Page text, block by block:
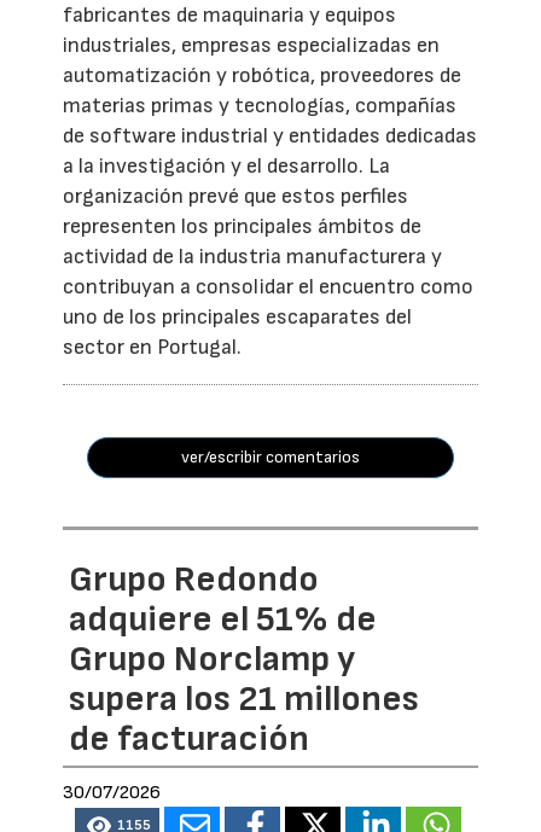
fabricantes de maquinaria y equipos
industriales, empresas especializadas en
automatización y robótica, proveedores de
materias primas y tecnologías, compañías
de software industrial y entidades dedicadas
a la investigación y el desarrollo. La
organización prevé que estos perfiles
representen los principales ámbitos de
actividad de la industria manufacturera y
contribuyan a consolidar el encuentro como
uno de los principales escaparates del
sector en Portugal.
ver/escribir comentarios
Grupo Redondo
adquiere el 51% de
Grupo Norclamp y
supera los 21 millones
de facturación
30/07/2026
1155